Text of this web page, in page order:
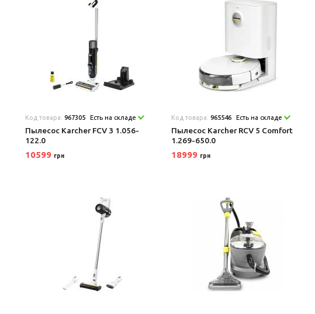
Код товара:967305 Есть на складе
Пылесос Karcher FCV 3 1.056-
122.0
10599 грн
Код товара:965546 Есть на складе
Пылесос Karcher RCV 5 Comfort
1.269-650.0
18999 грн